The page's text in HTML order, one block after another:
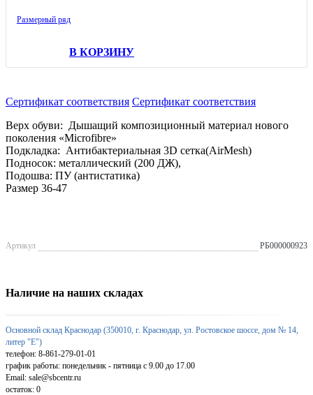
Размерный ряд
В КОРЗИНУ
Сертификат соответствия Сертификат соответствия
Верх обуви: Дышащий композиционный материал нового
поколения «Microfibre»
Подкладка: Антибактериальная 3D сетка(AirMesh)
Подносок: металлический (200 ДЖ),
Подошва: ПУ (антистатика)
Размер 36-47
Артикул РБ000000923
Наличие на наших складах
Основной склад Краснодар (350010, г. Краснодар, ул. Ростовское шоссе, дом № 14,
литер "Е")
телефон: 8-861-279-01-01
график работы: понедельник - пятница с 9.00 до 17.00
Email: sale@sbcentr.ru
остаток: 0